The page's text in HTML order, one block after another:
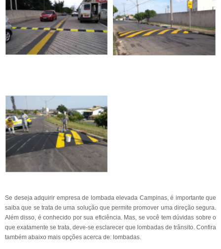
Se deseja adquirir empresa de lombada elevada Campinas, é importante que
saiba que se trata de uma solução que permite promover uma direção segura.
Além disso, é conhecido por sua eficiência. Mas, se você tem dúvidas sobre o
que exatamente se trata, deve-se esclarecer que lombadas de trânsito. Confira
também abaixo mais opções acerca de: lombadas.